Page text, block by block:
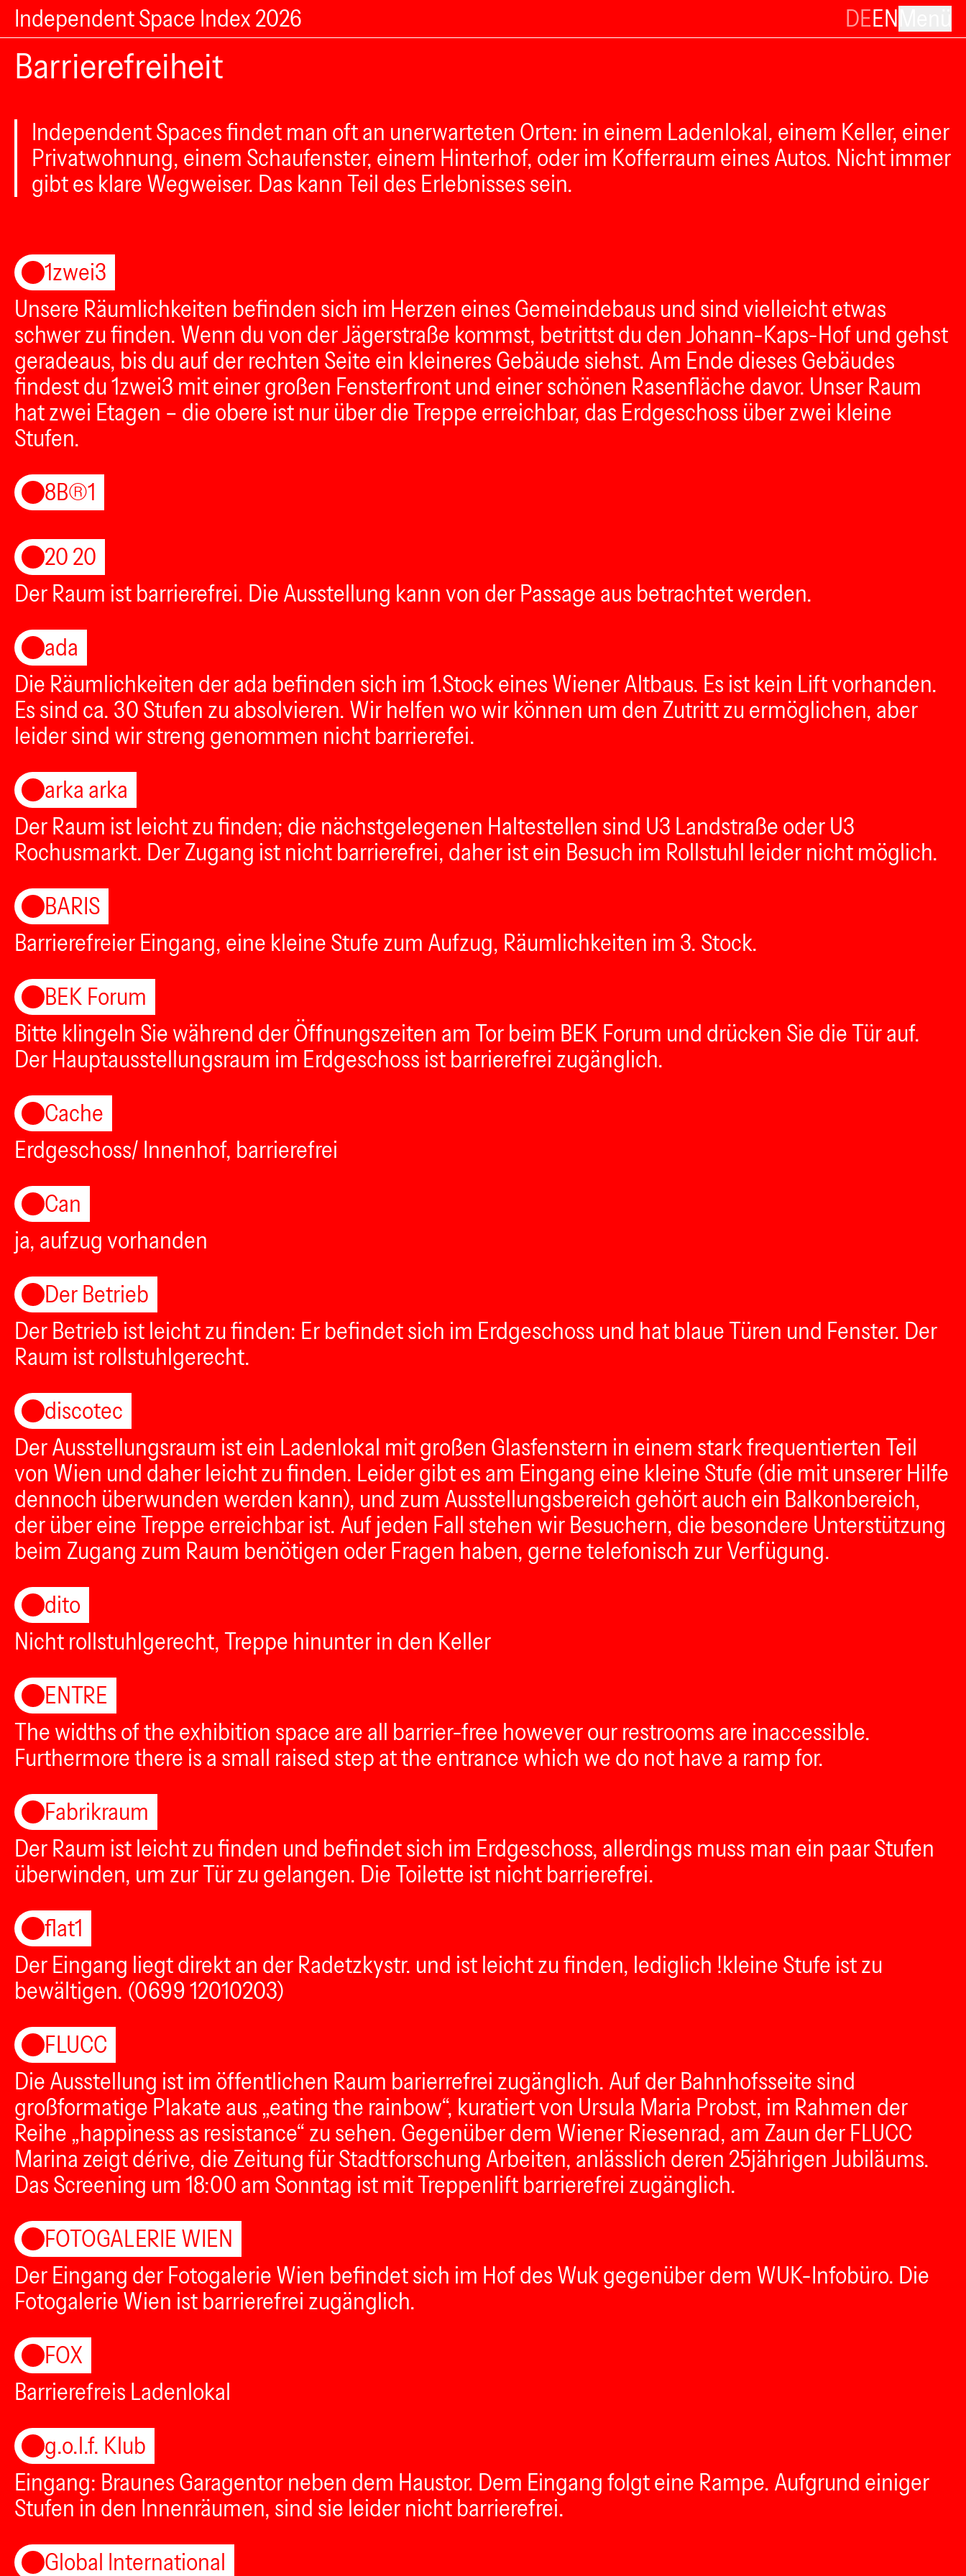
Independent Space Index 2026 DEEN
Barrierefreiheit
Independent Spaces findet man oft an unerwarteten Orten: in einem Ladenlokal, einem Keller, einer
Privatwohnung, einem Schaufenster, einem Hinterhof, oder im Kofferraum eines Autos. Nicht immer
gibt es klare Wegweiser. Das kann Teil des Erlebnisses sein.
1zwei3
Unsere Räumlichkeiten befinden sich im Herzen eines Gemeindebaus und sind vielleicht etwas
schwer zu finden. Wenn du von der Jägerstraße kommst, betrittst du den Johann-Kaps-Hof und gehst
geradeaus, bis du auf der rechten Seite ein kleineres Gebäude siehst. Am Ende dieses Gebäudes
findest du 1zwei3 mit einer großen Fensterfront und einer schönen Rasenfläche davor. Unser Raum
hat zwei Etagen – die obere ist nur über die Treppe erreichbar, das Erdgeschoss über zwei kleine
Stufen.
8B®1
20 20
Der Raum ist barrierefrei. Die Ausstellung kann von der Passage aus betrachtet werden.
ada
Die Räumlichkeiten der ada befinden sich im 1.Stock eines Wiener Altbaus. Es ist kein Lift vorhanden.
Es sind ca. 30 Stufen zu absolvieren. Wir helfen wo wir können um den Zutritt zu ermöglichen, aber
leider sind wir streng genommen nicht barrierefei.
arka arka
Der Raum ist leicht zu finden; die nächstgelegenen Haltestellen sind U3 Landstraße oder U3
Rochusmarkt. Der Zugang ist nicht barrierefrei, daher ist ein Besuch im Rollstuhl leider nicht möglich.
BARIS
Barrierefreier Eingang, eine kleine Stufe zum Aufzug, Räumlichkeiten im 3. Stock.
BEK Forum
Bitte klingeln Sie während der Öffnungszeiten am Tor beim BEK Forum und drücken Sie die Tür auf.
Der Hauptausstellungsraum im Erdgeschoss ist barrierefrei zugänglich.
Cache
Erdgeschoss/ Innenhof, barrierefrei
Can
ja, aufzug vorhanden
Der Betrieb
Der Betrieb ist leicht zu finden: Er befindet sich im Erdgeschoss und hat blaue Türen und Fenster. Der
Raum ist rollstuhlgerecht.
discotec
Der Ausstellungsraum ist ein Ladenlokal mit großen Glasfenstern in einem stark frequentierten Teil
von Wien und daher leicht zu finden. Leider gibt es am Eingang eine kleine Stufe (die mit unserer Hilfe
dennoch überwunden werden kann), und zum Ausstellungsbereich gehört auch ein Balkonbereich,
der über eine Treppe erreichbar ist. Auf jeden Fall stehen wir Besuchern, die besondere Unterstützung
beim Zugang zum Raum benötigen oder Fragen haben, gerne telefonisch zur Verfügung.
dito
Nicht rollstuhlgerecht, Treppe hinunter in den Keller
ENTRE
The widths of the exhibition space are all barrier-free however our restrooms are inaccessible.
Furthermore there is a small raised step at the entrance which we do not have a ramp for.
Fabrikraum
Der Raum ist leicht zu finden und befindet sich im Erdgeschoss, allerdings muss man ein paar Stufen
überwinden, um zur Tür zu gelangen. Die Toilette ist nicht barrierefrei.
flat1
Der Eingang liegt direkt an der Radetzkystr. und ist leicht zu finden, lediglich !kleine Stufe ist zu
bewältigen. (0699 12010203)
FLUCC
Die Ausstellung ist im öffentlichen Raum barierrefrei zugänglich. Auf der Bahnhofsseite sind
großformatige Plakate aus „eating the rainbow“, kuratiert von Ursula Maria Probst, im Rahmen der
Reihe „happiness as resistance“ zu sehen. Gegenüber dem Wiener Riesenrad, am Zaun der FLUCC
Marina zeigt dérive, die Zeitung für Stadtforschung Arbeiten, anlässlich deren 25jährigen Jubiläums.
Das Screening um 18:00 am Sonntag ist mit Treppenlift barrierefrei zugänglich.
FOTOGALERIE WIEN
Der Eingang der Fotogalerie Wien befindet sich im Hof des Wuk gegenüber dem WUK-Infobüro. Die
Fotogalerie Wien ist barrierefrei zugänglich.
FOX
Barrierefreis Ladenlokal
g.o.l.f. Klub
Eingang: Braunes Garagentor neben dem Haustor. Dem Eingang folgt eine Rampe. Aufgrund einiger
Stufen in den Innenräumen, sind sie leider nicht barrierefrei.
Global International